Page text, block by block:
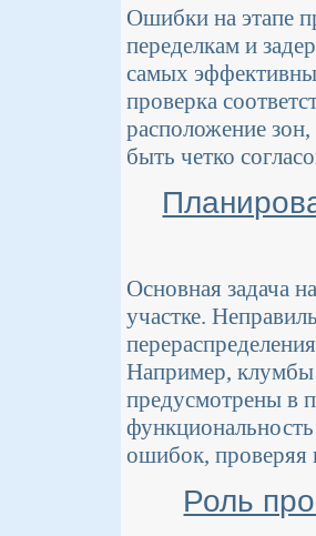
Ошибки на этапе
переделкам и
самых
проверка
расположение
быть четко
Основная задача
участке.
Например, клумбы
предусмотрены в
функциональность
ошибок, проверяя
Роль